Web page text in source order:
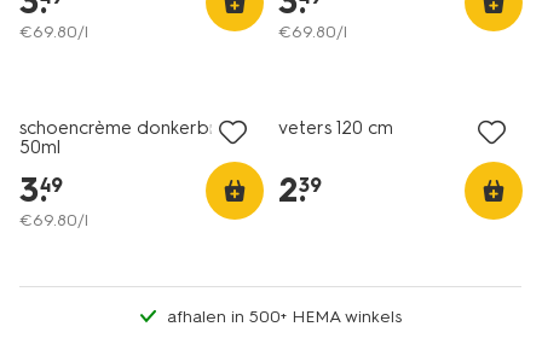
€69.80/l €69.80/l
schoencrème donkerbruin
50ml
3.
49
€69.80/l
veters 120 cm
2.
39
afhalen in 500+ HEMA winkels